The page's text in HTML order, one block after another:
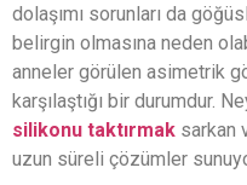
dolaşımı sorunları da
belirgin olmasına neden
anneler görülen asimetrik
karşılaştığı bir durumdur.
silikonu taktırmak sarkan
uzun süreli çözümler